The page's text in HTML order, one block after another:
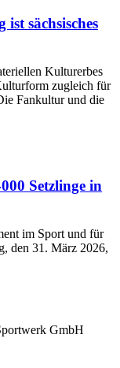
sächsisches
Kulturerbes
zugleich für
Fankultur und die
Setzlinge in
im Sport und für
den 31. März 2026,
GmbH